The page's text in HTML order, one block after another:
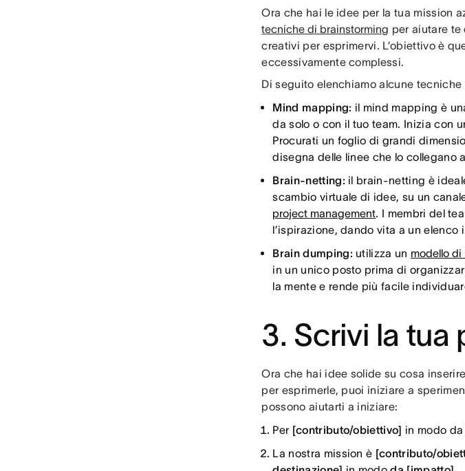
Ora che hai le idee per la tua mission
tecniche di brainstorming per aiutare te
creativi per esprimervi. L’obiettivo è
eccessivamente complessi.
Di seguito elenchiamo alcune
Mind mapping: il mind mapping è
da solo o con il tuo team. Inizia con
Procurati un foglio di grandi
disegna delle linee che lo collegano
Brain-netting: il brain-netting è
scambio virtuale di idee, su un
project management. I membri del
l’ispirazione, dando vita a un elenco
Brain dumping: utilizza un modello
in un unico posto prima di
la mente e rende più facile
3. Scrivi la tua
Ora che hai idee solide su cosa
per esprimerle, puoi iniziare a
possono aiutarti a iniziare:
Per [contributo/obiettivo] in modo da
La nostra mission è [contributo/